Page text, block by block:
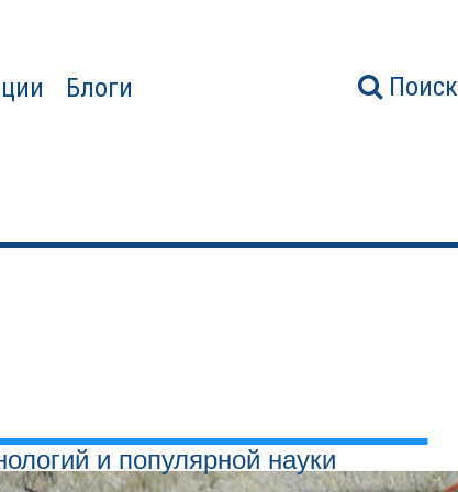
Блоги Поиск
и популярной науки